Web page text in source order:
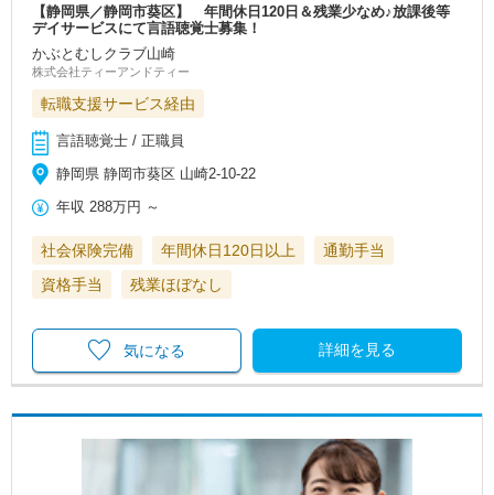
【静岡県／静岡市葵区】 年間休日120日＆残業少なめ♪放課後等
デイサービスにて言語聴覚士募集！
かぶとむしクラブ山崎
株式会社ティーアンドティー
転職支援サービス経由
言語聴覚士 / 正職員
静岡県 静岡市葵区 山崎2-10-22
年収 288万円 ～
社会保険完備 年間休日120日以上
通勤手当
資格手当
残業ほぼなし
詳細を見る
気になる